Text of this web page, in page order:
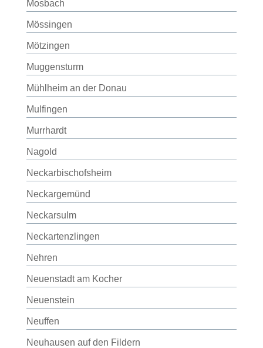
Mosbach
Mössingen
Mötzingen
Muggensturm
Mühlheim an der Donau
Mulfingen
Murrhardt
Nagold
Neckarbischofsheim
Neckargemünd
Neckarsulm
Neckartenzlingen
Nehren
Neuenstadt am Kocher
Neuenstein
Neuffen
Neuhausen auf den Fildern